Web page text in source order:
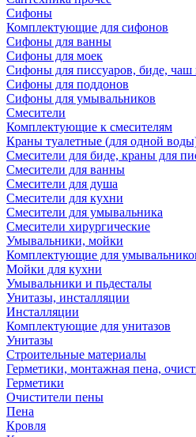
Сифоны
Комплектующие для сифонов
Сифоны для ванны
Сифоны для моек
Сифоны для писсуаров, биде, чаш
Сифоны для поддонов
Сифоны для умывальников
Смесители
Комплектующие к смесителям
Краны туалетные (для одной
Смесители для биде, краны для
Смесители для ванны
Смесители для душа
Смесители для кухни
Смесители для умывальника
Смесители хирургические
Умывальники, мойки
Комплектующие для
Мойки для кухни
Умывальники и пьдесталы
Унитазы, инсталляции
Инсталляции
Комплектующие для унитазов
Унитазы
Строительные материалы
Герметики, монтажная пена,
Герметики
Очистители пены
Пена
Кровля